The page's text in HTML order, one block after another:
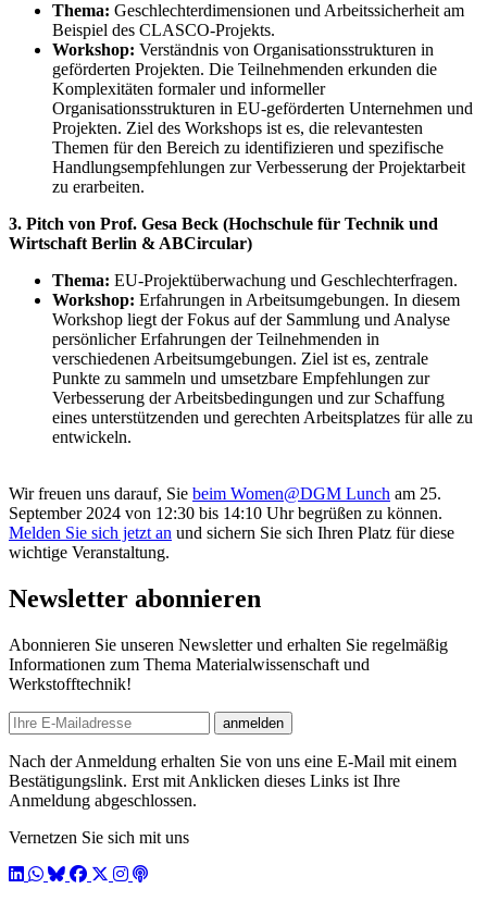
Thema: Geschlechterdimensionen und Arbeitssicherheit am
Beispiel des CLASCO-Projekts.
Workshop: Verständnis von Organisationsstrukturen in
geförderten Projekten. Die Teilnehmenden erkunden die
Komplexitäten formaler und informeller
Organisationsstrukturen in EU-geförderten Unternehmen und
Projekten. Ziel des Workshops ist es, die relevantesten
Themen für den Bereich zu identifizieren und spezifische
Handlungsempfehlungen zur Verbesserung der Projektarbeit
zu erarbeiten.
3. Pitch von Prof. Gesa Beck (Hochschule für Technik und
Wirtschaft Berlin & ABCircular)
Thema: EU-Projektüberwachung und Geschlechterfragen.
Workshop: Erfahrungen in Arbeitsumgebungen. In diesem
Workshop liegt der Fokus auf der Sammlung und Analyse
persönlicher Erfahrungen der Teilnehmenden in
verschiedenen Arbeitsumgebungen. Ziel ist es, zentrale
Punkte zu sammeln und umsetzbare Empfehlungen zur
Verbesserung der Arbeitsbedingungen und zur Schaffung
eines unterstützenden und gerechten Arbeitsplatzes für alle zu
entwickeln.
Wir freuen uns darauf, Sie beim Women@DGM Lunch am 25.
September 2024 von 12:30 bis 14:10 Uhr begrüßen zu können.
Melden Sie sich jetzt an und sichern Sie sich Ihren Platz für diese
wichtige Veranstaltung.
Newsletter abonnieren
Abonnieren Sie unseren Newsletter und erhalten Sie regelmäßig
Informationen zum Thema Materialwissenschaft und
Werkstofftechnik!
E-mail
anmelden
Nach der Anmeldung erhalten Sie von uns eine E-Mail mit einem
Bestätigungslink. Erst mit Anklicken dieses Links ist Ihre
Anmeldung abgeschlossen.
Vernetzen Sie sich mit uns
LinkedIn
WhatsApp
BlueSky
Facebook
X / Twitter
Instagram
Podcast